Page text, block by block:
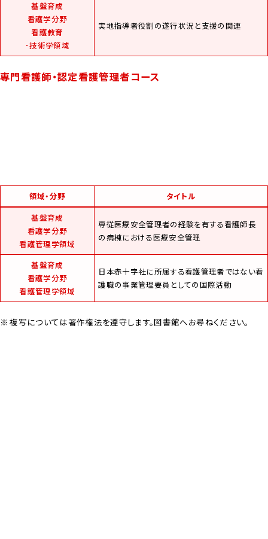
基盤育成
看護学分野
看護教育
･技術学領域
実地指導者役割の遂行状況と支援の関連
専門看護師・認定看護管理者コース
領域・分野
タイトル
基盤育成
看護学分野
看護管理学領域
専従医療安全管理者の経験を有する看護師長
の病棟における医療安全管理
基盤育成
看護学分野
看護管理学領域
日本赤十字社に所属する看護管理者ではない看
護職の事業管理要員としての国際活動
複写については著作権法を遵守します。図書館へお尋ねください。